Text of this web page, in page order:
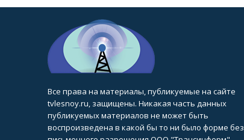
Все права на материалы, публикуемые на сайте
tvlesnoy.ru, защищены. Никакая часть данных
публикуемых материалов не может быть
воспроизведена в какой бы то ни было форме без